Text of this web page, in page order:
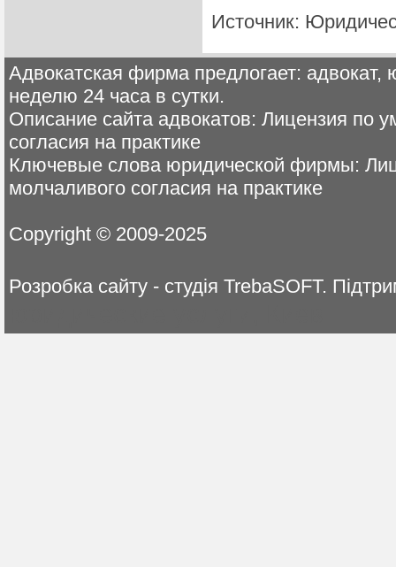
Источник:
Адвокатская фирма предлогает: адвокат,
неделю 24 часа в сутки.
Описание сайта адвокатов: Лицензия по
согласия на практике
Ключевые слова юридической фирмы:
молчаливого согласия на практике
Copyright © 2009-2025
Розробка сайту - студія TrebaSOFT.